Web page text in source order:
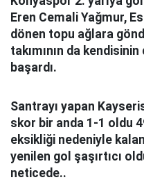
Eren Cemali Yağmur,
dönen topu ağlara gö
takımının da kendisinin
başardı.
Santrayı yapan
skor bir anda 1-1 oldu
eksikliği nedeniyle
yenilen gol şaşırtıcı
neticede..